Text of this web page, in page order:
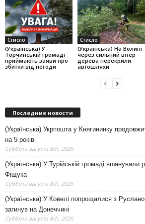
Стисло
(Українська) У
Торчинській громаді
приймають заяви про
збитки від негоди
Стисло
(Українська) На Волині
через сильний вітер
дерева перекрили
автошляхи
Последние новости
(Українська) Укрпошта у Княгининку
на 5 років
Суббота августа 8th, 2026
(Українська) У Турійській громаді вшанували
Фіщука
Суббота августа 8th, 2026
(Українська) У Ковелі попрощалися з
загинув на Донеччині
Суббота августа 8th, 2026